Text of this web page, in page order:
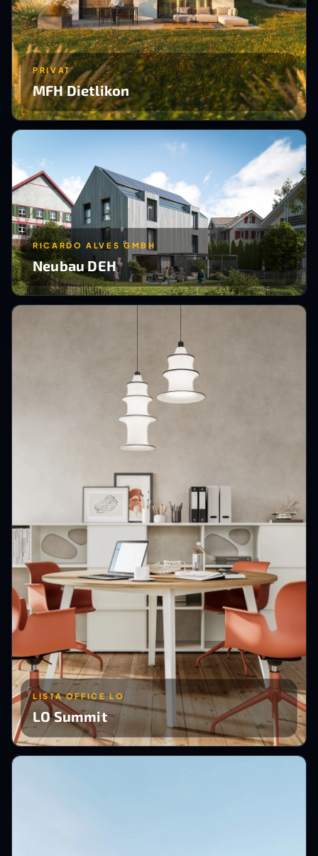
PRIVAT
MFH Dietlikon
RICARDO ALVES GMBH
Neubau DEH
LISTA OFFICE LO
LO Summit